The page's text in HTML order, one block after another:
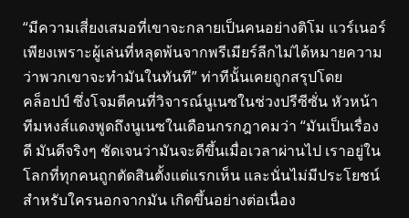
“มีความเสี่ยงเสมอที่เขาจะกลายเป็นคนอย่างติโม แวร์เนอร์
เพียงเพราะผู้เล่นที่หลุดพ้นจากพรีเมียร์ลีกไม่ได้หมายความ
ว่าพวกเขาจะทำมันในทันที” ท่าทีนั้นเคยถูกสรุปโดย
คล็อปป์ ซึ่งโจมตีคนที่วิจารณ์นูเนซในช่วงปรีซีซั่น หัวหน้า
ทีมหงส์แดงพูดถึงนูเนซในเดือนกรกฎาคมว่า “มันเป็นเรื่อง
ดี มันดีจริงๆ ชัดเจนว่ามันจะดีขึ้นเมื่อเวลาผ่านไป เราอยู่ใน
โลกที่ทุกคนถูกตัดสินตั้งแต่แรกเห็น และนั่นไม่มีประโยชน์
สำหรับใครนอกจากมัน เกิดขึ้นอย่างต่อเนื่อง